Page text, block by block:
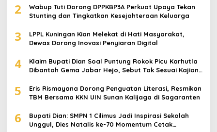
2
Wabup Tuti Dorong DPPKBP3A Perkuat Upaya Tekan
Stunting dan Tingkatkan Kesejahteraan Keluarga
3
LPPL Kuningan Kian Melekat di Hati Masyarakat,
Dewas Dorong Inovasi Penyiaran Digital
4
Klaim Bupati Dian Soal Puntung Rokok Picu Karhutla
Dibantah Gema Jabar Hejo, Sebut Tak Sesuai Kajian
5
Eris Rismayana Dorong Penguatan Literasi, Resmikan
TBM Bersama KKN UIN Sunan Kalijaga di Sagaranten
6
Bupati Dian: SMPN 1 Cilimus Jadi Inspirasi Sekolah
Unggul, Dies Natalis ke-70 Momentum Cetak